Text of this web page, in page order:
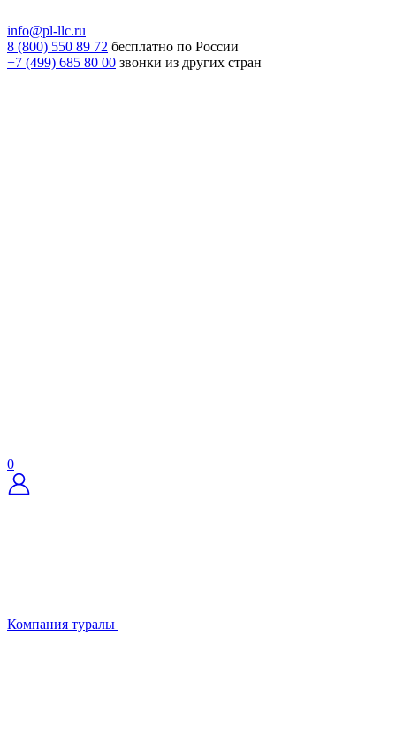
info@pl-llc.ru
8 (800) 550 89 72 бесплатно по России
+7 (499) 685 80 00 звонки из других стран
0
Компания туралы